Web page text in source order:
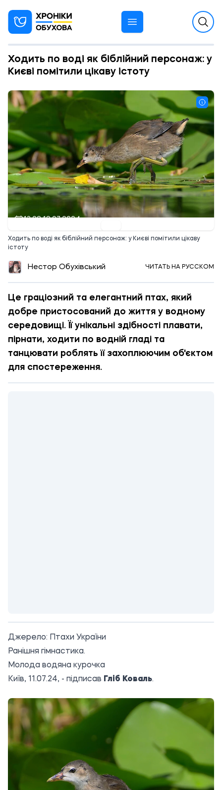
Ходить по воді як біблійний персонаж: у
Києві помітили цікаву істоту
13:28 18.07.2024
Ходить по воді як біблійний персонаж: у Києві помітили цікаву
істоту
Нестор Обухівський ЧИТАТЬ НА РУССКОМ
Це граціозний та елегантний птах, який
добре пристосований до життя у водному
середовищі. Її унікальні здібності плавати,
пірнати, ходити по водній гладі та
танцювати роблять її захоплюючим об'єктом
для спостереження.
Джерело:
Птахи України
Ранішня гімнастика.
Молода водяна курочка
Київ, 11.07.24, - підписав Гліб Коваль.